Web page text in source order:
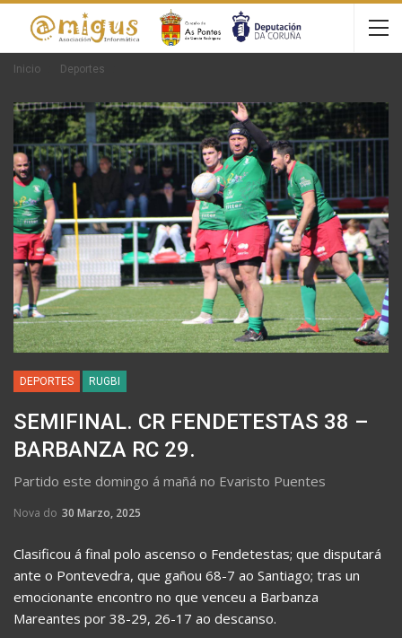
Inicio Deportes
DEPORTES RUGBI
SEMIFINAL. CR FENDETESTAS 38 –
BARBANZA RC 29.
Partido este domingo á mañá no Evaristo Puentes
Nova do 30 Marzo, 2025
Clasificou á final polo ascenso o Fendetestas; que disputará
ante o Pontevedra, que gañou 68-7 ao Santiago; tras un
emocionante encontro no que venceu a Barbanza
Mareantes por 38-29, 26-17 ao descanso.